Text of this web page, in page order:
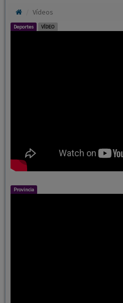
Vídeos
Deportes VÍDEO
Provincia